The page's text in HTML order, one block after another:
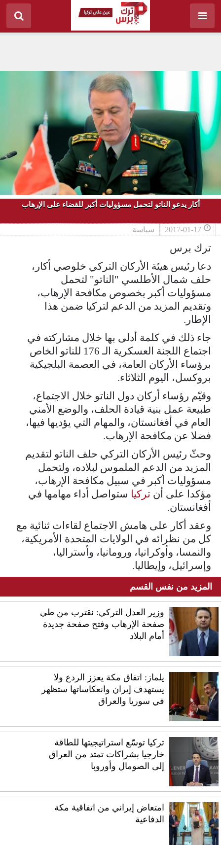
أكار يدعو الناتو لتحمل مسؤوليات أكبر للقضاء على الإرهاب
2017-01-17 سياسة
ترك برس
دعا رئيس هيئة الأركان التركي خلوصي أكار،
حلف شمال الأطلسي "الناتو" لتحمل
مسؤوليات أكبر بخصوص مكافحة الإرهاب،
وتقديم المزيد من الدعم لتركيا ضمن هذا
الإطار.
جاء ذلك في كلمة أدلى بها خلال مشاركته في
اجتماع اللجنة العسكرية الـ 176 للناتو الخاص
برؤساء الأركان العامة، في العصمة البلجيكية
بروكسل، اليوم الثلاثاء.
وقيّم رؤساء أركان دول الناتو خلال الاجتماع،
طبيعة عمل بنية قيادة الحلف، والوضع الأمني
العام في أفغانستان، والمهام التي يؤديها فيها،
فضلا عن مكافحة الإرهاب.
وحثّ رئيس الأركان التركي حلف الناتو لتقديم
المزيد من الدعم الملموس لبلاده، ولتحمل
مسؤوليات أكبر في سبيل مكافحة الإرهاب،
مؤكدا على أن تركيا ستواصل أداء مهامها في
أفغانستان.
وعقد أكار على هامش الاجتماع لقاءات ثنائية مع
كل من نظرائه في الولايات المتحدة الأمريكية،
والنمسا، وأوكرانيا، ورومانيا، وأستراليا،
وإسرائيل، وإيطاليا.
المزيد من نفس القسم
وزير العدل التركي: نقترب من طي
صفحة الإرهاب وفتح صفحة جديدة
أمام البلاد
يلماز: اتفاق مكة يعزز الردع ولا
يستهدف إيران وانعكاساتها ستظهر
في سوريا والعراق
تركيا توسّع استراتيجيتها للطاقة
خارجيا بشراكات تمتد من العراق
إلى الصومال وأوروبا
امتعاض إيراني من اتفاقية مكة
الدفاعية